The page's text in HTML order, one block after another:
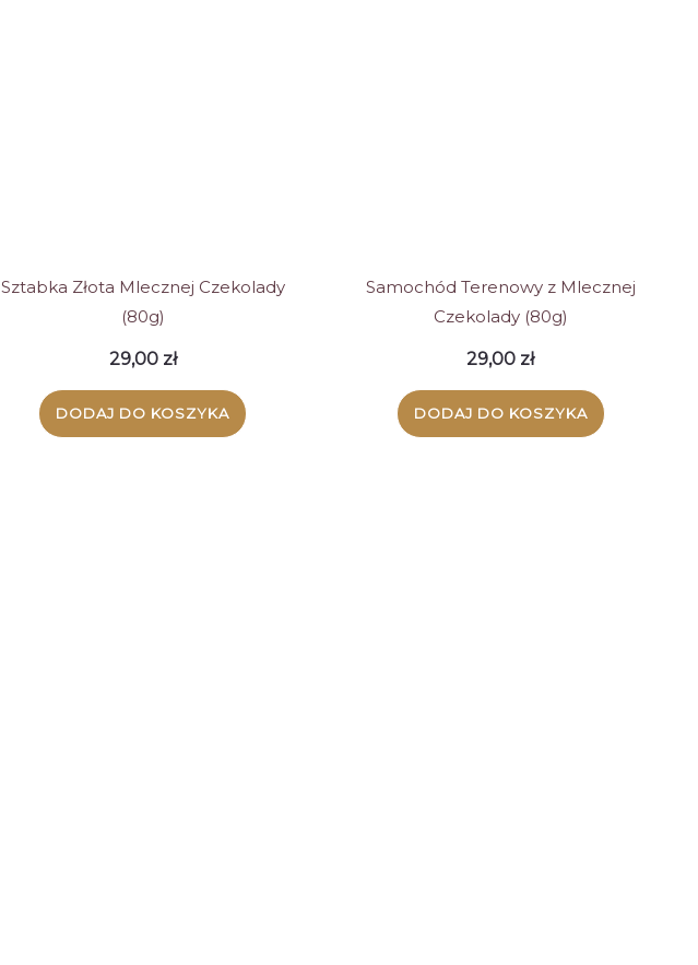
Sztabka Złota Mlecznej Czekolady
(80g)
29,00 zł
DODAJ DO KOSZYKA
Samochód Terenowy z Mlecznej
Czekolady (80g)
29,00 zł
DODAJ DO KOSZYKA